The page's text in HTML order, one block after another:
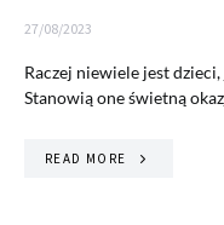
27/08/2023
Raczej niewiele jest
Stanowią one świetną
READ MORE